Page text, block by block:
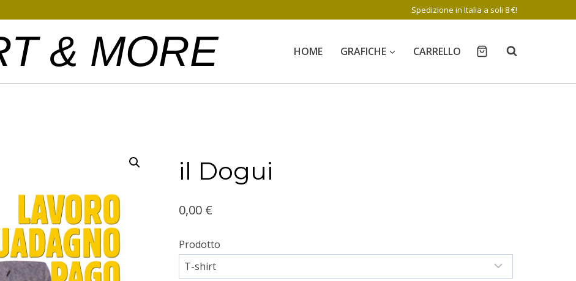
Spedizione in Italia a soli 8 €!
& MORE HOME GRAFICHE CARRELLO
il Dogui
0,00 €
Prodotto